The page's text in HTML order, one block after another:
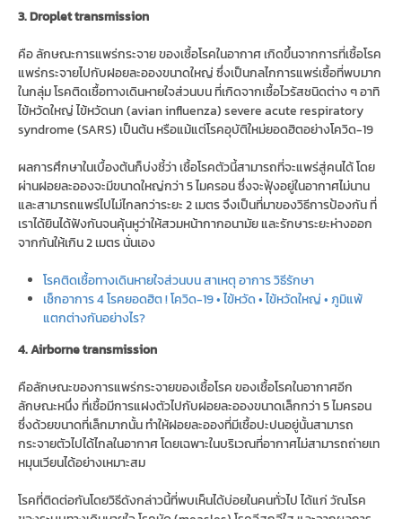
3. Droplet transmission
คือ ลักษณะการแพร่กระจาย ของเชื้อโรคในอากาศ เกิดขึ้นจากการที่เชื้อโรค
แพร่กระจายไปกับฝอยละอองขนาดใหญ่ ซึ่งเป็นกลไกการแพร่เชื้อที่พบมาก
ในกลุ่ม โรคติดเชื้อทางเดินหายใจส่วนบน ที่เกิดจากเชื้อไวรัสชนิดต่าง ๆ อาทิ
ไข้หวัดใหญ่ ไข้หวัดนก (avian influenza) severe acute respiratory
syndrome (SARS) เป็นต้น หรือแม้แต่โรคอุบัติใหม่ยอดฮิตอย่างโควิด-19
ผลการศึกษาในเบื้องต้นก็บ่งชี้ว่า เชื้อโรคตัวนี้สามารถที่จะแพร่สู่คนได้ โดย
ผ่านฝอยละอองจะมีขนาดใหญ่กว่า 5 ไมครอน ซึ่งจะฟุ้งอยู่ในอากาศไม่นาน
และสามารถแพร่ไปไม่ไกลกว่าระยะ 2 เมตร จึงเป็นที่มาของวิธีการป้องกัน ที่
เราได้ยินได้ฟังกันจนคุ้นหูว่าให้สวมหน้ากากอนามัย และรักษาระยะห่างออก
จากกันให้เกิน 2 เมตร นั่นเอง
โรคติดเชื้อทางเดินหายใจส่วนบน สาเหตุ อาการ วิธีรักษา
เช็กอาการ 4 โรคยอดฮิต ! โควิด-19 • ไข้หวัด • ไข้หวัดใหญ่ • ภูมิแพ้
แตกต่างกันอย่างไร?
4. Airborne transmission
คือลักษณะของการแพร่กระจายของเชื้อโรค ของเชื้อโรคในอากาศอีก
ลักษณะหนึ่ง ที่เชื้อมีการแฝงตัวไปกับฝอยละอองขนาดเล็กกว่า 5 ไมครอน
ซึ่งด้วยขนาดที่เล็กมากนั้น ทำให้ฝอยละอองที่มีเชื้อปะปนอยู่นั้นสามารถ
กระจายตัวไปได้ไกลในอากาศ โดยเฉพาะในบริเวณที่อากาศไม่สามารถถ่ายเท
หมุนเวียนได้อย่างเหมาะสม
โรคที่ติดต่อกันโดยวิธีดังกล่าวนี้ที่พบเห็นได้บ่อยในคนทั่วไป ได้แก่ วัณโรค